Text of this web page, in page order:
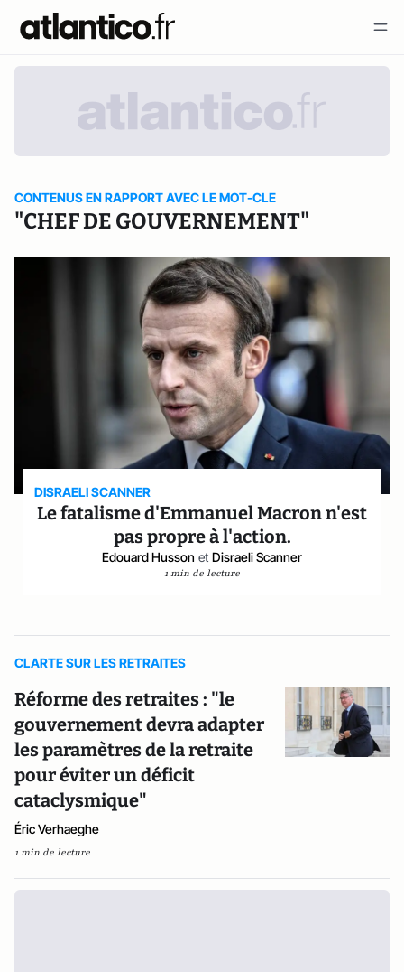
CONTENUS EN RAPPORT AVEC LE MOT-CLE
"CHEF DE GOUVERNEMENT"
DISRAELI SCANNER
Le fatalisme d'Emmanuel Macron n'est
pas propre à l'action.
Edouard Husson et Disraeli Scanner
1 min de lecture
CLARTE SUR LES RETRAITES
Réforme des retraites : "le
gouvernement devra adapter
les paramètres de la retraite
pour éviter un déficit
cataclysmique"
Éric Verhaeghe
1 min de lecture